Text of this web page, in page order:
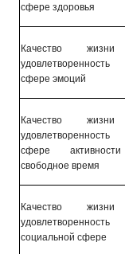
сфере здоровья
Качество
сфере эмоций
Качество
сфере
свободное время
Качество
социальной сфере